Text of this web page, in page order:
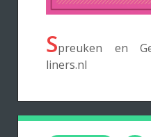
Spreuken en
liners.nl